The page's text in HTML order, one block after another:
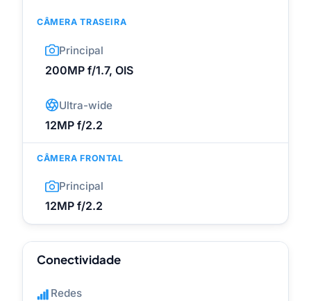
CÂMERA TRASEIRA
Principal
200MP f/1.7, OIS
Ultra-wide
12MP f/2.2
CÂMERA FRONTAL
Principal
12MP f/2.2
Conectividade
Redes